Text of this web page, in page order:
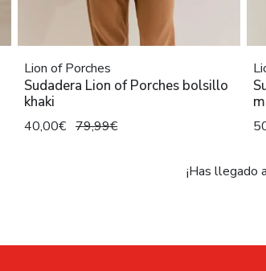
Lion of Porches
Sudadera Lion of Porches bolsillo
khaki
40,00€ 79,99€
¡Has llegado